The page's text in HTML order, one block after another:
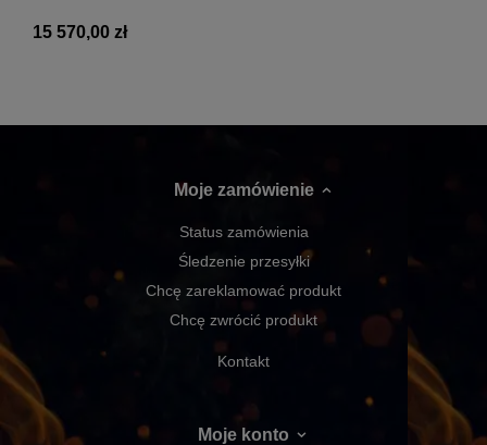
15 570,00 zł
Moje zamówienie
Status zamówienia
Śledzenie przesyłki
Chcę zareklamować produkt
Chcę zwrócić produkt
Kontakt
Moje konto